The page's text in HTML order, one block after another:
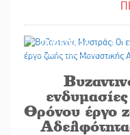
26/05/2026
Θρόνου έργο